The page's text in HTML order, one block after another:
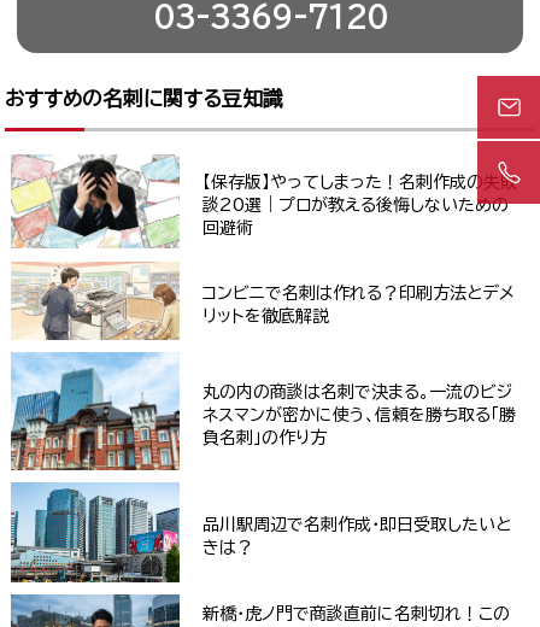
03-3369-7120
おすすめの名刺に関する豆知識
【保存版】やってしまった！名刺作成の失敗
談20選｜プロが教える後悔しないための
回避術
コンビニで名刺は作れる？印刷方法とデメ
リットを徹底解説
丸の内の商談は名刺で決まる。一流のビジ
ネスマンが密かに使う、信頼を勝ち取る「勝
負名刺」の作り方
品川駅周辺で名刺作成・即日受取したいと
きは？
新橋・虎ノ門で商談直前に名刺切れ！この